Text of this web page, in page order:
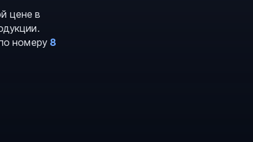
цене в
номеру 8